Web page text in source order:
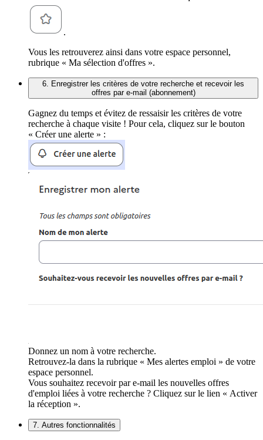
.
Vous les retrouverez ainsi dans votre espace personnel,
rubrique « Ma sélection d'offres ».
6. Enregistrer les critères de votre recherche et recevoir les
offres par e-mail (abonnement)
Gagnez du temps et évitez de ressaisir les critères de votre
recherche à chaque visite ! Pour cela, cliquez sur le bouton
« Créer une alerte » :
Donnez un nom à votre recherche.
Retrouvez-la dans la rubrique « Mes alertes emploi » de votre
espace personnel.
Vous souhaitez recevoir par e-mail les nouvelles offres
d'emploi liées à votre recherche ? Cliquez sur le lien « Activer
la réception ».
7. Autres fonctionnalités